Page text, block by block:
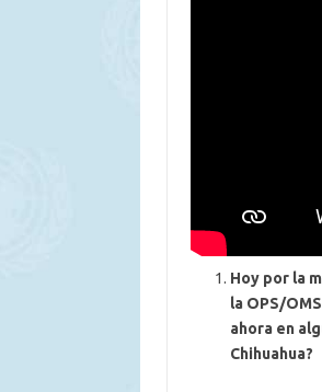
Hoy por la
la OPS/
ahora en
Chihuahua?